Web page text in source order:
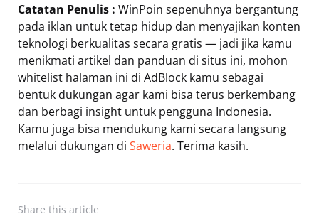
Catatan Penulis : WinPoin sepenuhnya bergantung
pada iklan untuk tetap hidup dan menyajikan konten
teknologi berkualitas secara gratis — jadi jika kamu
menikmati artikel dan panduan di situs ini, mohon
whitelist halaman ini di AdBlock kamu sebagai
bentuk dukungan agar kami bisa terus berkembang
dan berbagi insight untuk pengguna Indonesia.
Kamu juga bisa mendukung kami secara langsung
melalui dukungan di Saweria. Terima kasih.
Share this article